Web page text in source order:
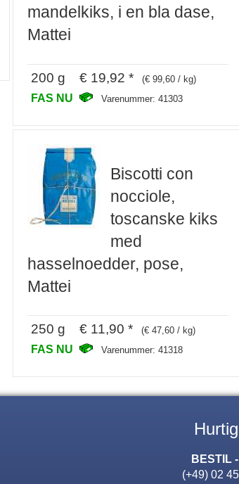
mandelkiks, i en bla dase,
Mattei
200 g € 19,92 * (€ 99,60 / kg)
FAS NU Varenummer: 41303
Biscotti con
nocciole,
toscanske kiks
med
hasselnoedder, pose,
Mattei
250 g € 11,90 * (€ 47,60 / kg)
FAS NU Varenummer: 41318
BESTIL
(+49) 02